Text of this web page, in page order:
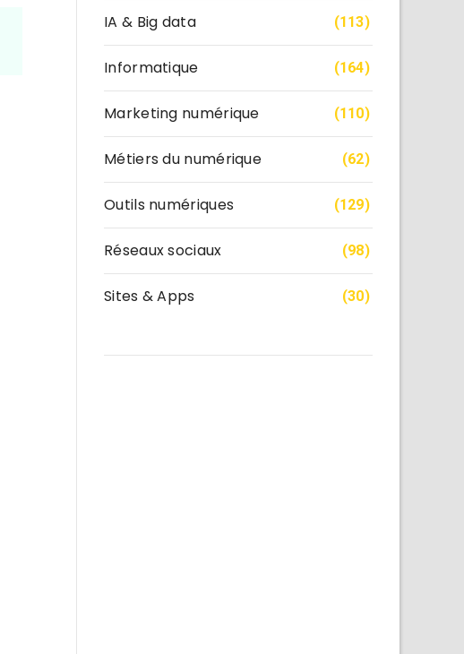
IA & Big data (113)
Informatique (164)
Marketing numérique (110)
Métiers du numérique (62)
Outils numériques (129)
Réseaux sociaux (98)
Sites & Apps (30)